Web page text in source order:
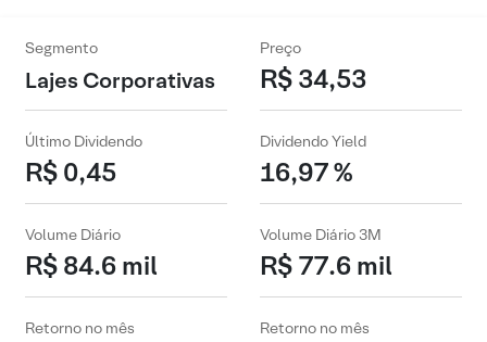
Segmento
Lajes Corporativas
Preço
R$ 34,53
Último Dividendo
R$ 0,45
Dividendo Yield
16,97 %
Volume Diário
R$ 84.6 mil
Volume Diário 3M
R$ 77.6 mil
Retorno no mês Retorno no mês